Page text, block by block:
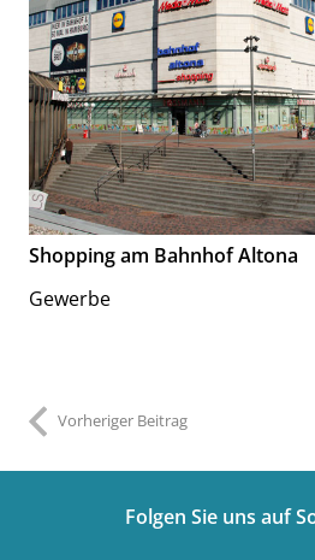
Shopping am Bahnhof Altona
Gewerbe
Vorheriger Beitrag
Folgen Sie uns auf